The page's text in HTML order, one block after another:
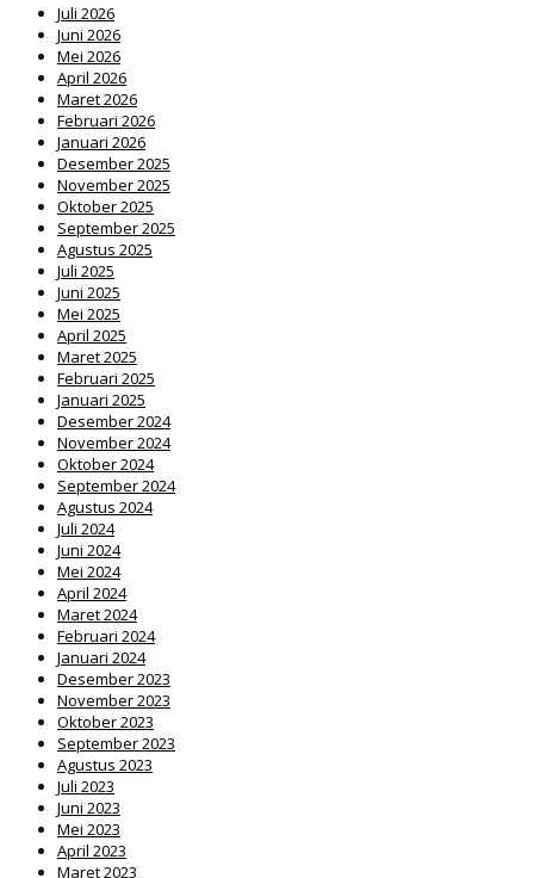
Juli 2026
Juni 2026
Mei 2026
April 2026
Maret 2026
Februari 2026
Januari 2026
Desember 2025
November 2025
Oktober 2025
September 2025
Agustus 2025
Juli 2025
Juni 2025
Mei 2025
April 2025
Maret 2025
Februari 2025
Januari 2025
Desember 2024
November 2024
Oktober 2024
September 2024
Agustus 2024
Juli 2024
Juni 2024
Mei 2024
April 2024
Maret 2024
Februari 2024
Januari 2024
Desember 2023
November 2023
Oktober 2023
September 2023
Agustus 2023
Juli 2023
Juni 2023
Mei 2023
April 2023
Maret 2023